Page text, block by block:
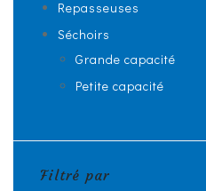
Repasseuses
Séchoirs
Grande capacité
Petite capacité
Filtré par